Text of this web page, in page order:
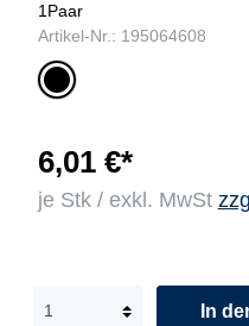
1Paar
Artikel-Nr.: 195064608
gr
au
hw
ar
z
6,01 €*
je Stk / exkl. MwSt
In